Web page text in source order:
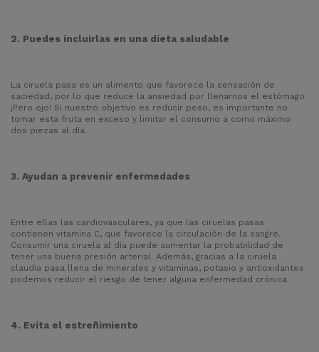
2. Puedes incluirlas en una dieta saludable
La ciruela pasa es un alimento que favorece la sensación de
saciedad, por lo que reduce la ansiedad por llenarnos el estómago.
¡Pero ojo! Si nuestro objetivo es reducir peso, es importante no
tomar esta fruta en exceso y limitar el consumo a como máximo
dos piezas al día.
3. Ayudan a prevenir enfermedades
Entre ellas las cardiovasculares, ya que las ciruelas pasas
contienen vitamina C, que favorece la circulación de la sangre.
Consumir una ciruela al día puede aumentar la probabilidad de
tener una buena presión arterial. Además, gracias a la ciruela
claudia pasa llena de minerales y vitaminas, potasio y antioxidantes
podemos reducir el riesgo de tener alguna enfermedad crónica.
4. Evita el estreñimiento